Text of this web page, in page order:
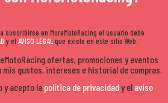
suscribirse en MoreMotoRacing el usuario debe
y el AVISO LEGALque existe en este sitio Web.
ofertas, promociones y eventos
mis gustos, intereses e historial de compras.
y acepto la política de privacidady el aviso